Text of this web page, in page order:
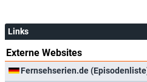
Links
Externe Websites
Fernsehserien.de